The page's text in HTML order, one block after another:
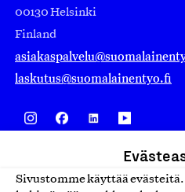
Sivustomme käyttää
00130 Helsinki
Finland
laskutus@suomalainentyo.fi